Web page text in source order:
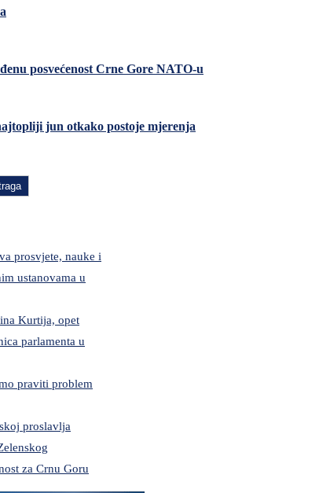
posvećenost Crne Gore NATO-u
jun otkako postoje mjerenja
prosvjete, nauke i
ustanovama u
Kurtija, opet
parlamenta u
praviti problem
proslavlja
za Crnu Goru